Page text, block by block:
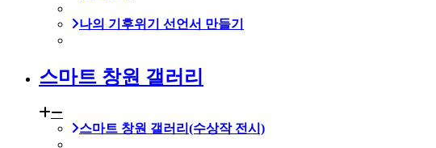
나의 기후위기 선언서 만들기
스마트 창원 갤러리
스마트 창원 갤러리(수상작 전시)